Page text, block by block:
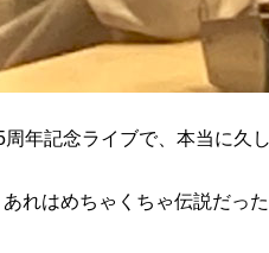
年記念ライブで、本当に久
れはめちゃくちゃ伝説だった